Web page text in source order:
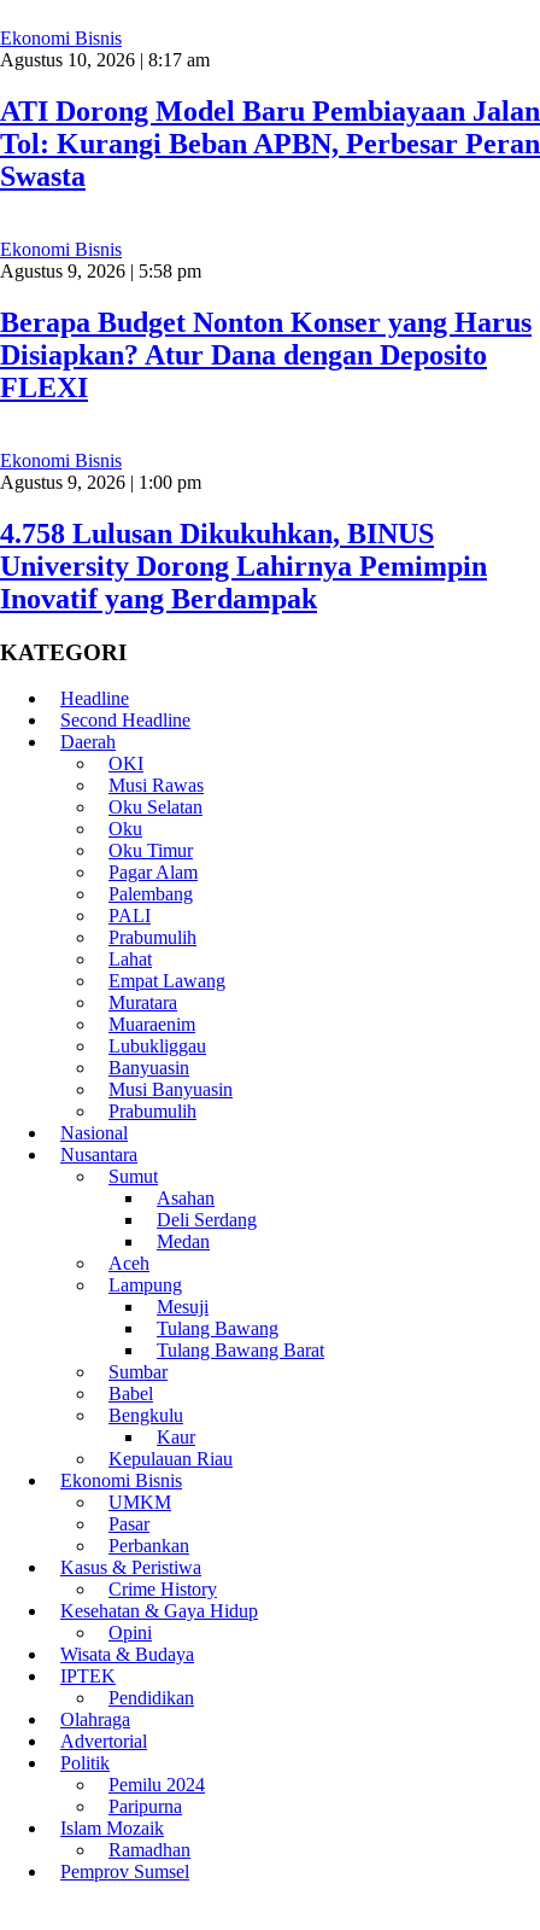
Ekonomi Bisnis
Agustus 10, 2026 | 8:17 am
ATI Dorong Model Baru Pembiayaan Jalan
Tol: Kurangi Beban APBN, Perbesar Peran
Swasta
Ekonomi Bisnis
Agustus 9, 2026 | 5:58 pm
Berapa Budget Nonton Konser yang Harus
Disiapkan? Atur Dana dengan Deposito
FLEXI
Ekonomi Bisnis
Agustus 9, 2026 | 1:00 pm
4.758 Lulusan Dikukuhkan, BINUS
University Dorong Lahirnya Pemimpin
Inovatif yang Berdampak
KATEGORI
Headline
Second Headline
Daerah
OKI
Musi Rawas
Oku Selatan
Oku
Oku Timur
Pagar Alam
Palembang
PALI
Prabumulih
Lahat
Empat Lawang
Muratara
Muaraenim
Lubukliggau
Banyuasin
Musi Banyuasin
Prabumulih
Nasional
Nusantara
Sumut
Asahan
Deli Serdang
Medan
Aceh
Lampung
Mesuji
Tulang Bawang
Tulang Bawang Barat
Sumbar
Babel
Bengkulu
Kaur
Kepulauan Riau
Ekonomi Bisnis
UMKM
Pasar
Perbankan
Kasus & Peristiwa
Crime History
Kesehatan & Gaya Hidup
Opini
Wisata & Budaya
IPTEK
Pendidikan
Olahraga
Advertorial
Politik
Pemilu 2024
Paripurna
Islam Mozaik
Ramadhan
Pemprov Sumsel